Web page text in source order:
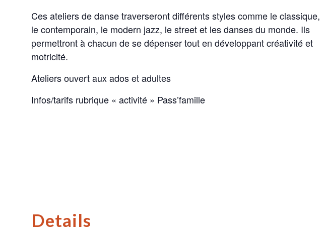
Ces ateliers de danse traverseront différents styles comme le classique,
le contemporain, le modern jazz, le street et les danses du monde. Ils
permettront à chacun de se dépenser tout en développant créativité et
motricité.
Ateliers ouvert aux ados et adultes
Infos/tarifs rubrique « activité » Pass’famille
Details